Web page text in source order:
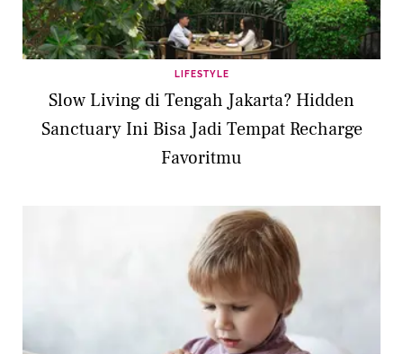
LIFESTYLE
Slow Living di Tengah Jakarta? Hidden
Sanctuary Ini Bisa Jadi Tempat Recharge
Favoritmu